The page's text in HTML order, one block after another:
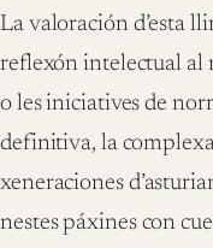
La valoración d’esta
reflexón intelectual al
o les iniciatives de
definitiva, la complexa
xeneraciones
nestes páxines con